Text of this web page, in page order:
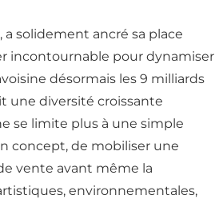
solidement ancré sa place
incontournable pour dynamiser
désormais les 9 milliards
une diversité croissante
se limite plus à une simple
concept, de mobiliser une
vente avant même la
environnementales,